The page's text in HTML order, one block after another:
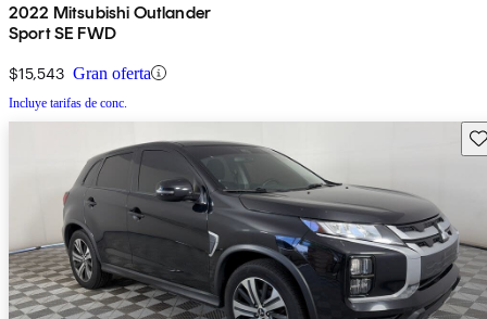
2022 Mitsubishi Outlander
Sport SE FWD
$15,543 Gran oferta
Incluye tarifas de conc.